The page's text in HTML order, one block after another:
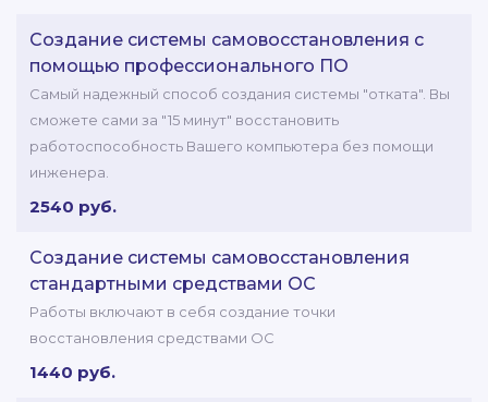
Создание системы самовосстановления с
помощью профессионального ПО
Самый надежный способ создания системы "отката". Вы
сможете сами за "15 минут" восстановить
работоспособность Вашего компьютера без помощи
инженера.
2540 руб.
Создание системы самовосстановления
стандартными средствами ОС
Работы включают в себя создание точки
восстановления средствами ОС
1440 руб.